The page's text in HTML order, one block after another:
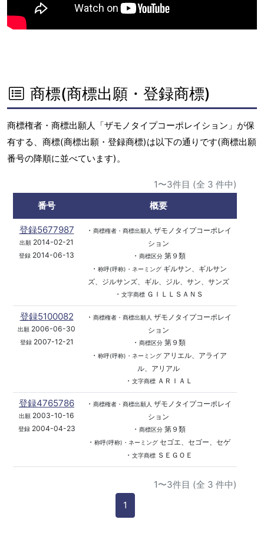
商標(商標出願・登録商標)
商標権者・商標出願人「ザモノタイプコーポレイション」が保
有する、商標(商標出願・登録商標)は以下の通りです(商標出願
番号の降順に並べています)。
1〜3件目 (全 3 件中)
番号
概要
登録5677987
出願 2014-02-21
登録 2014-06-13
・ 商標権者・商標出願人 ザモノタイプコーポレイ
ション
・ 商標区分第９類
・ 称呼(呼称)・ネーミングギルサン、ギルサン
ズ、ジルサンズ、ギル、ジル、サン、サンズ
・ 文字商標ＧＩＬＬＳＡＮＳ
登録5100082
出願 2006-06-30
登録2007-12-21
・ 商標権者・商標出願人 ザモノタイプコーポレイ
ション
・ 商標区分第９類
・ 称呼(呼称)・ネーミングアリエル、アライア
ル、アリアル
・ 文字商標ＡＲＩＡＬ
登録4765786
出願 2003-10-16
登録2004-04-23
・ 商標権者・商標出願人 ザモノタイプコーポレイ
ション
・ 商標区分第９類
・ 称呼(呼称)・ネーミングセゴエ、セゴー、セゲ
・ 文字商標ＳＥＧＯＥ
1〜3件目 (全 3 件中)
1